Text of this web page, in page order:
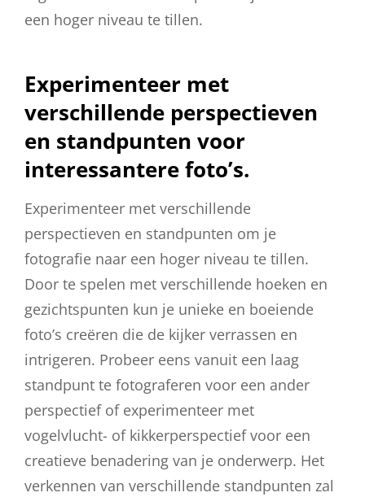
een hoger niveau te tillen.
Experimenteer met
verschillende perspectieven
en standpunten voor
interessantere foto’s.
Experimenteer met verschillende
perspectieven en standpunten om je
fotografie naar een hoger niveau te tillen.
Door te spelen met verschillende hoeken en
gezichtspunten kun je unieke en boeiende
foto’s creëren die de kijker verrassen en
intrigeren. Probeer eens vanuit een laag
standpunt te fotograferen voor een ander
perspectief of experimenteer met
vogelvlucht- of kikkerperspectief voor een
creatieve benadering van je onderwerp. Het
verkennen van verschillende standpunten zal